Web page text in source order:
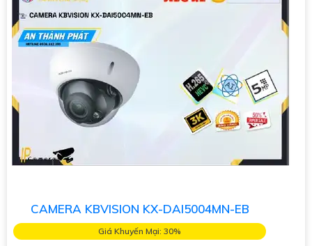
CAMERA KBVISION KX-DAI5004MN-EB
Giá Khuyến Mại: 30%